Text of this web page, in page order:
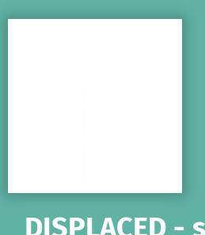
DISPLACED